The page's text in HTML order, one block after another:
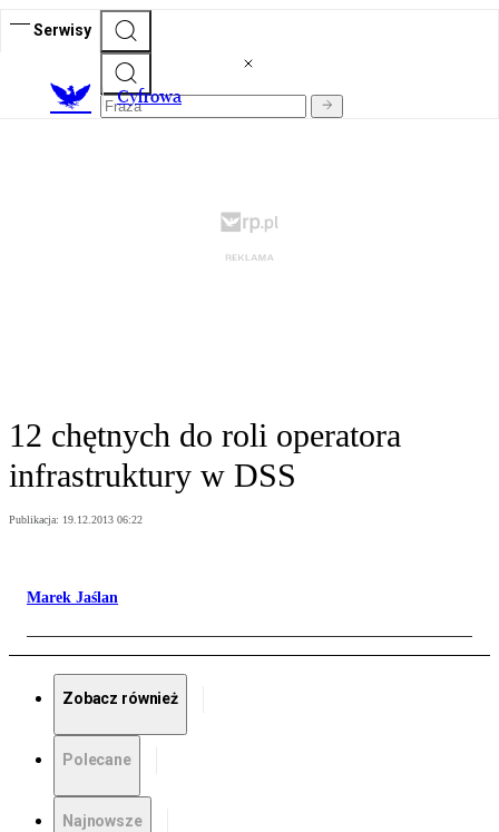
Serwisy
Cyfrowa
12 chętnych do roli operatora
infrastruktury w DSS
Publikacja: 19.12.2013 06:22
Marek Jaślan
Zobacz również
Polecane
Najnowsze